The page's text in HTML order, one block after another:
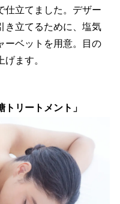
仕立てました。デザー
き立てるために、塩気
ーベットを用意。目の
ます。
リートメント」